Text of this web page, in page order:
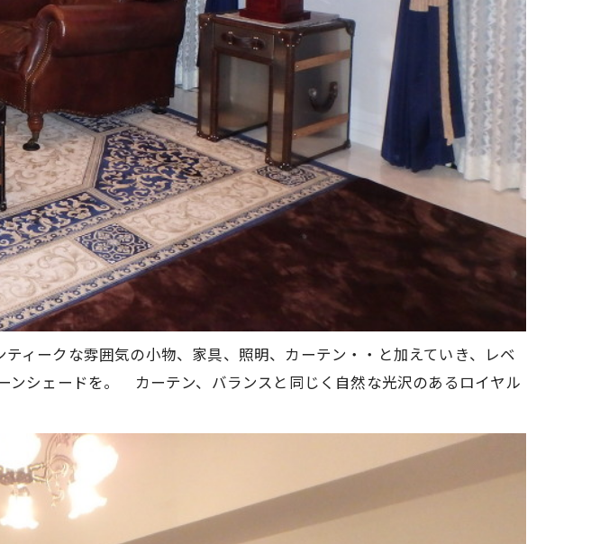
ィークな雰囲気の小物、家具、照明、カーテン・・と加えていき、レベ
シェードを。 カーテン、バランスと同じく自然な光沢のあるロイヤル